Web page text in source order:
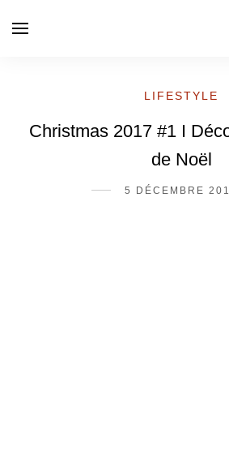
LIFESTYLE
Christmas 2017 #1 I
de Noël
5 DÉCEMBRE